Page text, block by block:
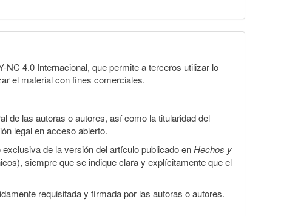
4.0 Internacional, que permite a terceros utilizar lo
el material con fines comerciales.
de las autoras o autores, así como la titularidad del
legal en acceso abierto.
de la versión del artículo publicado enHechos y
siempre que se indique clara y explícitamente que el
requisitada y firmada por las autoras o autores.